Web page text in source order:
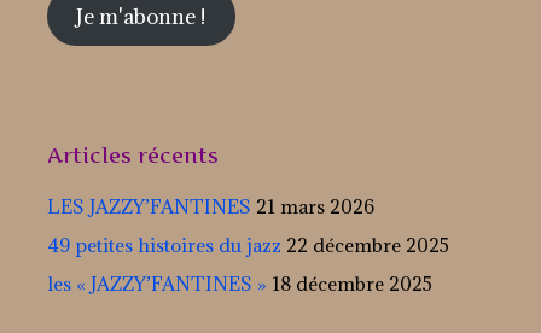
Je m'abonne !
Articles récents
LES JAZZY’FANTINES 21 mars 2026
49 petites histoires du jazz 22 décembre 2025
les « JAZZY’FANTINES » 18 décembre 2025